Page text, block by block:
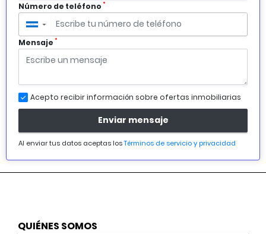
Número de teléfono *
▼
Mensaje *
Acepto recibir información sobre ofertas inmobiliarias
Enviar mensaje
Al enviar tus datos aceptas losTérminos de servicio y privacidad
QUIÉNES SOMOS